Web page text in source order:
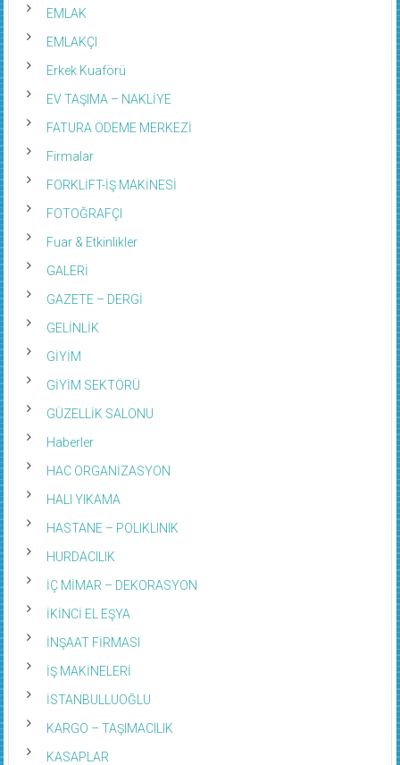
EMLAK
EMLAKÇI
Erkek Kuaförü
EV TAŞIMA – NAKLİYE
FATURA ÖDEME MERKEZİ
Firmalar
FORKLİFT-İŞ MAKİNESİ
FOTOĞRAFÇI
Fuar & Etkinlikler
GALERİ
GAZETE – DERGİ
GELİNLİK
GİYİM
GİYİM SEKTÖRÜ
GÜZELLİK SALONU
Haberler
HAC ORGANİZASYON
HALI YIKAMA
HASTANE – POLIKLINIK
HURDACILIK
İÇ MİMAR – DEKORASYON
İKİNCİ EL EŞYA
İNŞAAT FİRMASI
İŞ MAKİNELERİ
İSTANBULLUOĞLU
KARGO – TAŞIMACILIK
KASAPLAR